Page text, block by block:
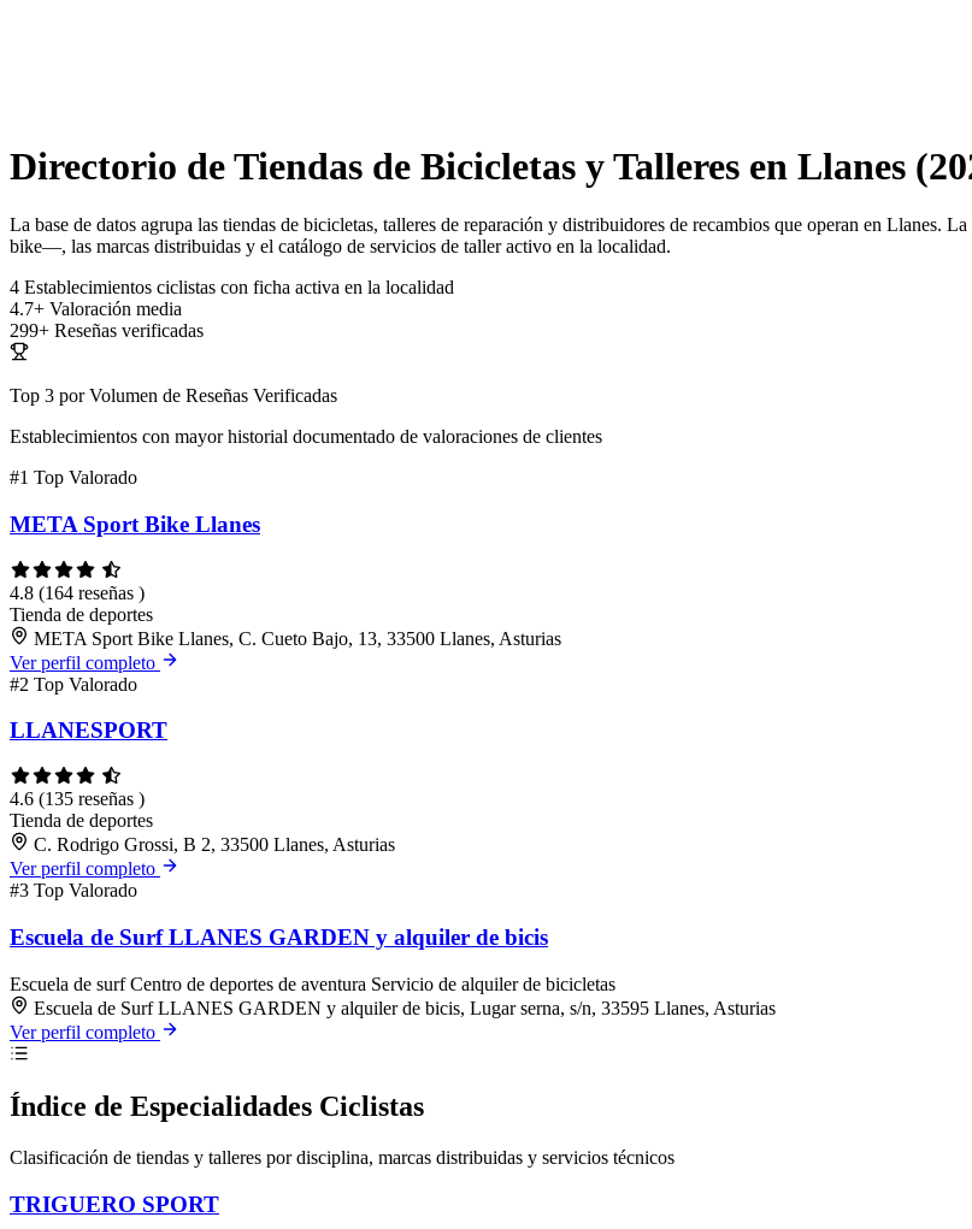
Directorio de Tiendas de Bicicletas y Talleres en Llanes
La base de datos agrupa las tiendas de bicicletas, talleres de reparación y distribuidores de recambios que operan en
bike—, las marcas distribuidas y el catálogo de servicios de taller activo en la localidad.
4 Establecimientos ciclistas con ficha activa en la localidad
4.7+ Valoración media
299+ Reseñas verificadas
Top 3 por Volumen de Reseñas Verificadas
Establecimientos con mayor historial documentado de valoraciones de clientes
#1 Top Valorado
META Sport Bike Llanes
4.8 (164 reseñas )
Tienda de deportes
META Sport Bike Llanes, C. Cueto Bajo, 13, 33500 Llanes, Asturias
Ver perfil completo
#2 Top Valorado
LLANESPORT
4.6 (135 reseñas )
Tienda de deportes
C. Rodrigo Grossi, B 2, 33500 Llanes, Asturias
Ver perfil completo
#3 Top Valorado
Escuela de Surf LLANES GARDEN y alquiler de bicis
Escuela de surfCentro de deportes de aventura Servicio de alquiler de bicicletas
Escuela de Surf LLANES GARDEN y alquiler de bicis, Lugar serna, s/n, 33595 Llanes, Asturias
Ver perfil completo
Índice de Especialidades Ciclistas
Clasificación de tiendas y talleres por disciplina, marcas distribuidas y servicios técnicos
TRIGUERO SPORT